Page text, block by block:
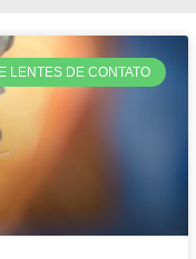
LENTES DE CONTATO